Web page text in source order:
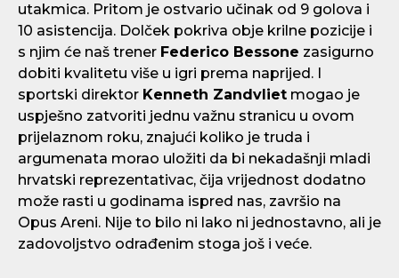
utakmica. Pritom je ostvario učinak od 9 golova i
10 asistencija. Dolček pokriva obje krilne pozicije i
s njim će naš trener Federico Bessone zasigurno
dobiti kvalitetu više u igri prema naprijed. I
sportski direktor Kenneth Zandvliet mogao je
uspješno zatvoriti jednu važnu stranicu u ovom
prijelaznom roku, znajući koliko je truda i
argumenata morao uložiti da bi nekadašnji mladi
hrvatski reprezentativac, čija vrijednost dodatno
može rasti u godinama ispred nas, završio na
Opus Areni. Nije to bilo ni lako ni jednostavno, ali je
zadovoljstvo odrađenim stoga još i veće.